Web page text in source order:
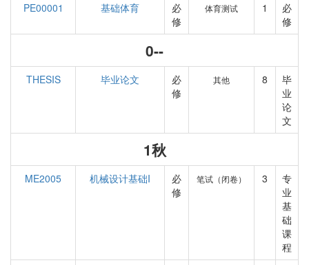
PE00001
基础体育
必
修
体育测试 1
必
修
0--
THESIS 毕业论文
必
修
其他 8
毕
业
论
文
1秋
ME2005 机械设计基础I
必
修
笔试（闭卷） 3
专
业
基
础
课
程